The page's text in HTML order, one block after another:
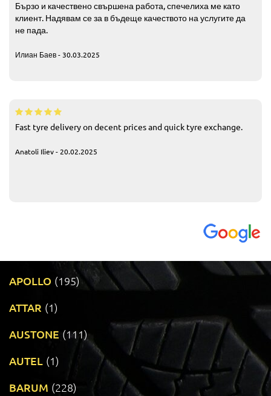
Бързо и качествено свършена работа, спечелиха ме като
клиент. Надявам се за в бъдеще качеството на услугите да
не пада.
Илиан Баев - 30.03.2025
Fast tyre delivery on decent prices and quick tyre exchange.
Anatoli Iliev - 20.02.2025
APOLLO (195)
ATTAR (1)
AUSTONE (111)
AUTEL (1)
BARUM (228)